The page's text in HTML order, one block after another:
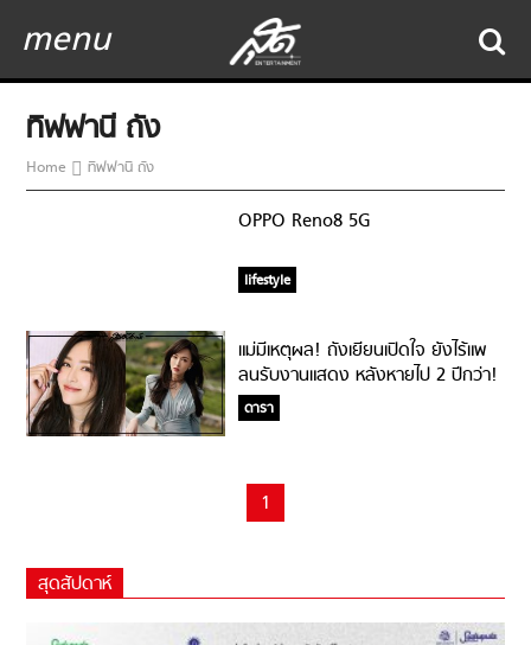
menu
ทิฟฟานี ถัง
Home ทิฟฟานี ถัง
OPPO Reno8 5G
lifestyle
แม่มีเหตุผล! ถังเยียนเปิดใจ ยังไร้แพ
ลนรับงานแสดง หลังหายไป 2 ปีกว่า!
ดารา
1
สุดสัปดาห์